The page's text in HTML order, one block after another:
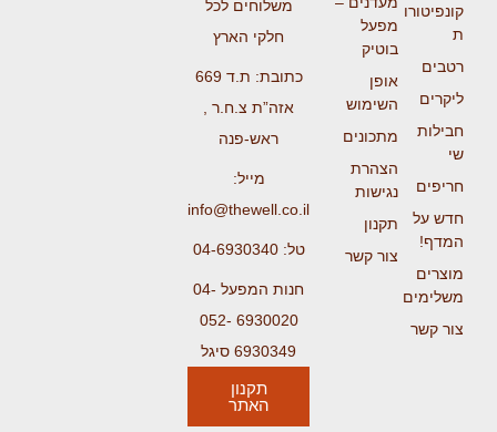
מפעל
בוטיק
אופן
השימוש
מתכונים
הצהרת
נגישות
תקנון
צור קשר
קונפיטורו
ת
רטבים
ליקרים
חבילות
שי
חריפים
חדש על
המדף!
מוצרים
משלימים
צור קשר
משלוחים לכל
חלקי הארץ
כתובת: ת.ד 669
אזה”ת צ.ח.ר ,
ראש-פנה
מייל:
info@thewell.co.il
טל: 04-6930340
חנות המפעל 04-
6930020 052-
6930349 סיגל
תקנון
האתר